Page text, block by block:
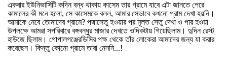
একবার ইউনিভার্সিটি কদিন বন্ধ থাকায় কাসেম তার গ্রামে যাবে এটা জানতে পেরে
কামালের কী মনে হলো, সে কাসেমকে বলল, আমার সেভাবে কখনো গ্রাম দেখা হয়নি।
আমাকে নেবে তোমাদের গ্রামে? পদ্মাসেতু হওয়ার পর মূলত সেতু দেখা ও পার হওয়া
উপলক্ষে আমরা সপরিবারে বঙ্গবন্ধুর মাজার দেখতে ওদিকটায় গিয়েছিলাম। দুদিন রেস্ট
হাউজে ছিলাম। গোপালগঞ্জেরডিসির পক্ষ থেকে তাঁর লোকেরা আমাদের জন্য যা করার
করেছেন। কিন্তু কোনো গ্রামে তারা নেননি...!